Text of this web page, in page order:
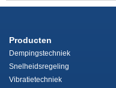
Producten
Dempingstechniek
Snelheidsregeling
Vibratietechniek